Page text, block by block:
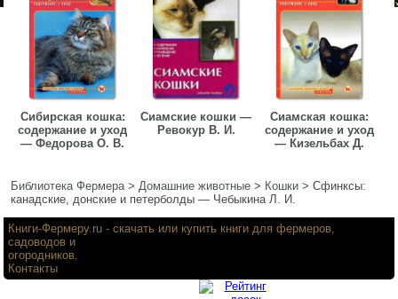
Сибирская кошка:
содержание и уход
— Федорова О. В.
Сиамские кошки —
Ревокур В. И.
Сиамская кошка:
содержание и уход
— Кизельбах Д.
Библиотека Фермера>Домашние животные > Кошки >Сфинксы:
канадские, донские и петерболды — Чебыкина Л. И.
Книги-Фермеру.ru - скачать или купить книги для фермеров,
садоводов и
огородников.
Контакты